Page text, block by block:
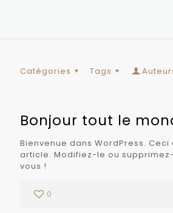
Catégories Tags
Bonjour tout le
Bienvenue dans WordPress.
article. Modifiez-le ou
vous !
0